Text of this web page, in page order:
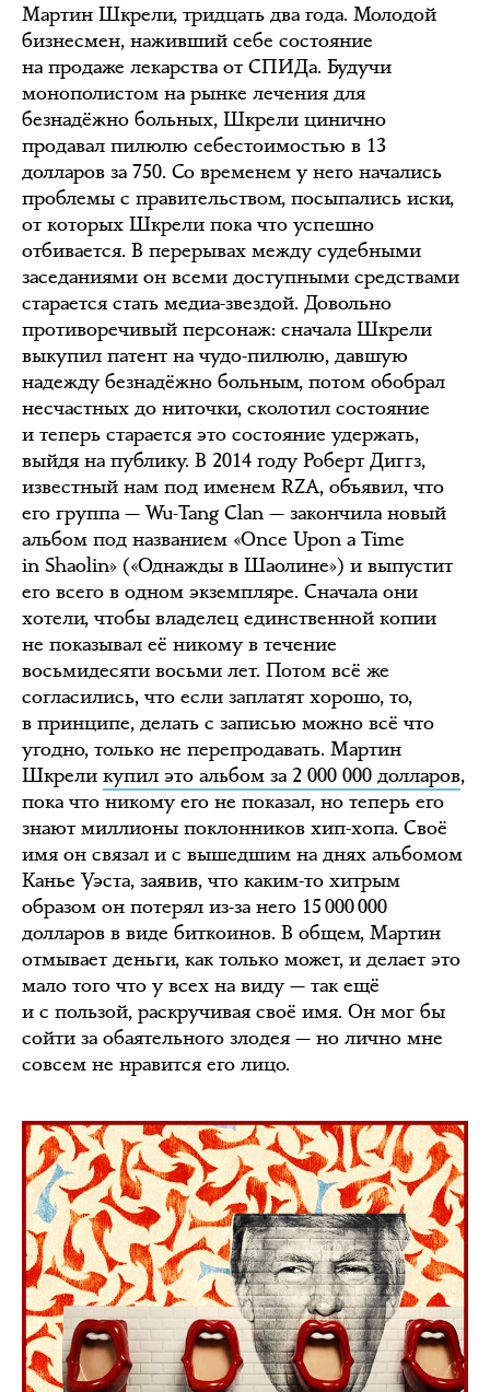
Мартин Шкрели, тридцать два года. Молодой
бизнесмен, наживший себе состояние
на продаже лекарства от СПИДа. Будучи
монополистом на рынке лечения для
безнадёжно больных, Шкрели цинично
продавал пилюлю себестоимостью в 13
долларов за 750. Со временем у него начались
проблемы с правительством, посыпались иски,
от которых Шкрели пока что успешно
отбивается. В перерывах между судебными
заседаниями он всеми доступными средствами
старается стать медиа-звездой. Довольно
противоречивый персонаж: сначала Шкрели
выкупил патент на чудо-пилюлю, давшую
надежду безнадёжно больным, потом обобрал
несчастных до ниточки, сколотил состояние
и теперь старается это состояние удержать,
выйдя на публику. В 2014 году Роберт Диггз,
известный нам под именем RZA, объявил, что
его группа — Wu-Tang Clan — закончила новый
альбом под названием «Once Upon a Time
in Shaolin» («Однажды в Шаолине») и выпустит
его всего в одном экземпляре. Сначала они
хотели, чтобы владелец единственной копии
не показывал её никому в течение
восьмидесяти восьми лет. Потом всё же
согласились, что если заплатят хорошо, то,
в принципе, делать с записью можно всё что
угодно, только не перепродавать. Мартин
Шкрели купил это альбом за 2 000 000 долларов,
пока что никому его не показал, но теперь его
знают миллионы поклонников хип-хопа. Своё
имя он связал и с вышедшим на днях альбомом
Канье Уэста, заявив, что каким-то хитрым
образом он потерял из-за него 15 000 000
долларов в виде биткоинов. В общем, Мартин
отмывает деньги, как только может, и делает это
мало того что у всех на виду — так ещё
и с пользой, раскручивая своё имя. Он мог бы
сойти за обаятельного злодея — но лично мне
совсем не нравится его лицо.